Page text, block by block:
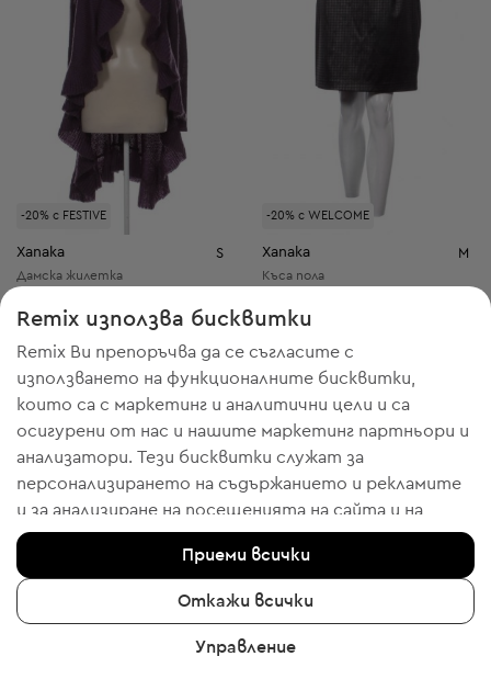
-20% с FESTIVE
Xanaka S
Дамска жилетка
Препоръчителна цена:
RRP29,00 € (-82%)
-20% с WELCOME
Xanaka M
Къса пола
Препоръчителна цена:
RRP19,00 € (-75%)
14 24
Remix използва бисквитки
Remix Ви препоръчва да се съгласите с
използването на функционалните бисквитки,
които са с маркетинг и аналитични цели и са
осигурени от нас и нашите маркетинг партньори и
анализатори. Тези бисквитки служат за
персонализирането на съдържанието и рекламите
и за анализиране на посещенията на сайта и на
мобилното приложение - информация, която ни
помага да Ви показваме продукти, които бихте
харесали. Ако сте съгласни, моля потвърдете с
клик върху бутона “Да, съгласен съм“.
За да получите повече информация, моля
Приеми всички
Откажи всички
Управление